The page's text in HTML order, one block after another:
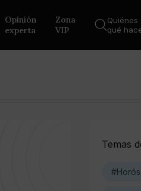
Opinión
experta
Zona
VIP
Quiénes
qué
Temas